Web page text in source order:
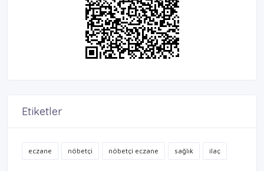
Etiketler
eczane nöbetçi nöbetçi eczane sağlık ilaç